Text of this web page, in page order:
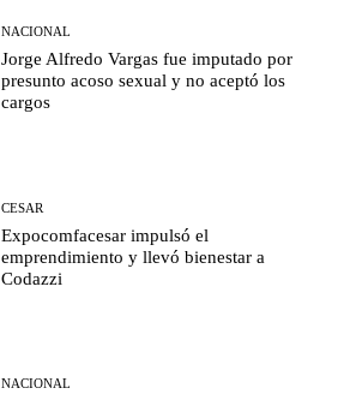
NACIONAL
Jorge Alfredo Vargas fue imputado por
presunto acoso sexual y no aceptó los
cargos
CESAR
Expocomfacesar impulsó el
emprendimiento y llevó bienestar a
Codazzi
NACIONAL